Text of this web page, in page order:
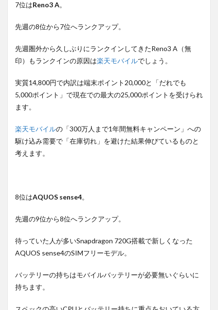
7位はReno3 A。
先週の8位から7位へランクアップ。
先週圏外から久しぶりにランクインしてきたReno3 A（無
印）もランクインの原因は楽天モバイルでしょう。
実質14,800円で内訳は端末ポイント20,000と「だれでも
5,000ポイント」で現在での最大の25,000ポイントを受けられ
ます。
楽天モバイルの「300万人まで1年間無料キャンペーン」への
駆け込み需要で「在庫切れ」を避けた結果伸びているものと
考えます。
8位はAQUOS sense4。
先週の9位から8位へランクアップ。
待っていた人が多いSnapdragon 720G搭載で新しくなった
AQUOS sense4のSIMフリーモデル。
バッテリーの持ちはモバイルバッテリーが必要無いぐらいに
持ちます。